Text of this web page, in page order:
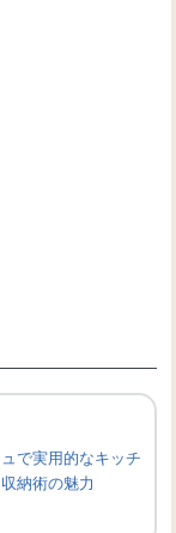
で実用的なキッチ
納術の魅力